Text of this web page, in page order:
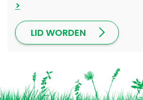
LID WORDEN